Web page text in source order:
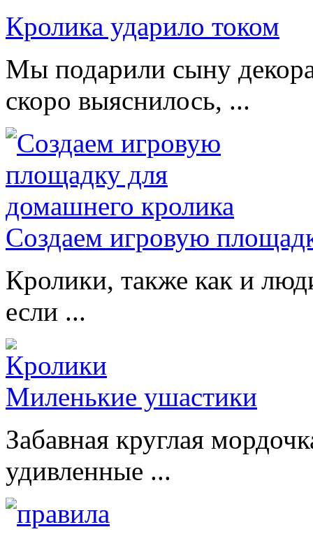
Кролика ударило током
Мы подарили сыну
скоро выяснилось, ...
Создаем игровую
Кролики, также как и
если ...
Миленькие ушастики
Забавная круглая
удивленные ...